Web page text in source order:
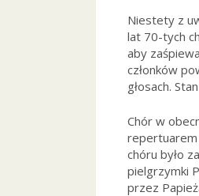
Niestety z
lat 70-tych
aby
członków
głosach.
Chór w
repertuarem
chóru było
pielgrzymki
przez